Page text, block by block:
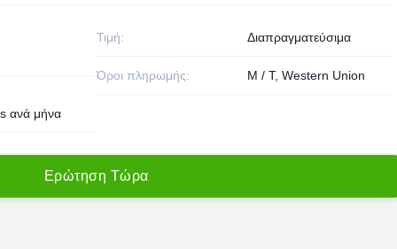
Τιμή: Διαπραγματεύσιμα
Όροι πληρωμής: Μ / Τ, Western Union
ανά μήνα
Ερώτηση Τώρα